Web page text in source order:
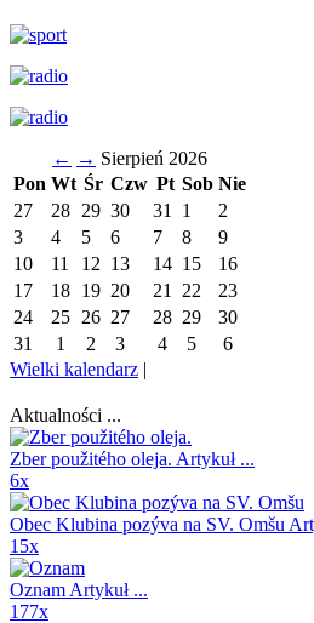
← → Sierpień 2026
Pon Wt Śr Czw Pt Sob Nie
27
28 29 30 31 1
2
3
4 5 6 7 8
9
10
11 12 13 14 15
16
17
18 19 20 21 22
23
24
25 26 27 28 29
30
31
1 2 3 4 5
6
Wielki kalendarz |
Aktualności ...
Zber použitého oleja. Artykuł ...
6x
Obec Klubina pozýva na SV. Omšu
15x
Oznam Artykuł ...
177x